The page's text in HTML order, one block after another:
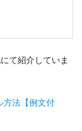
て紹介していま
方法【例文付